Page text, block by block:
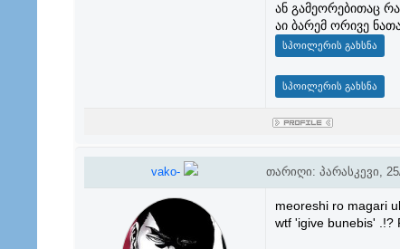
ან გამეორებითაც
აი ბარემ ორივე
vako- თარიღი: პარასკევი,
meoreshi ro magari
wtf 'igive bunebis' .!?